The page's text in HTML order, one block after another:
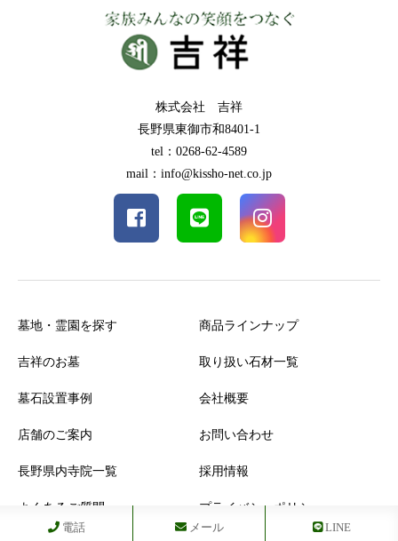
株式会社 吉祥
長野県東御市和8401-1
tel：0268-62-4589
mail：info@kissho-net.co.jp
墓地・霊園を探す
吉祥のお墓
墓石設置事例
店舗のご案内
長野県内寺院一覧
よくあるご質問
商品ラインナップ
取り扱い石材一覧
会社概要
お問い合わせ
採用情報
プライバシーポリシー
電話
メール LINE